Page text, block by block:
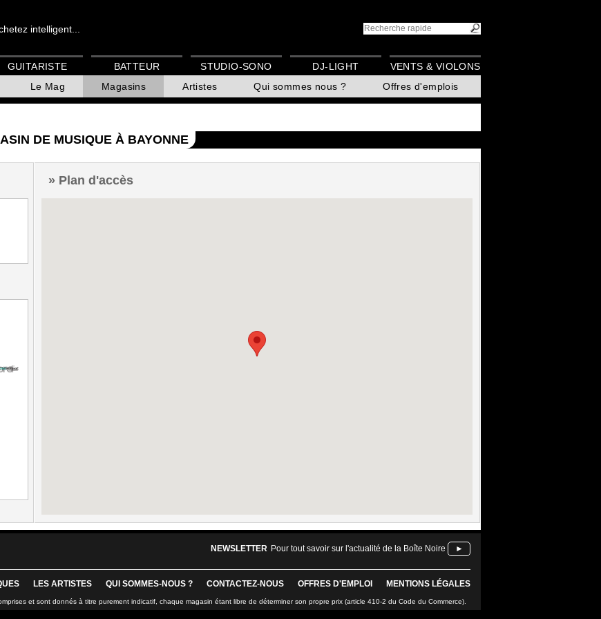
intelligent...
Le Mag Magasins Artistes Qui sommes nous ? Offres d'emplois
GUITARISTE BATTEUR STUDIO-SONO DJ-LIGHT VENTS & VIOLONS
DE MUSIQUE À BAYONNE
Plan d'accès
NEWSLETTER Pour tout savoir sur l'actualité de la Boîte Noire ►
LES ARTISTES QUI SOMMES-NOUS ? CONTACTEZ-NOUS OFFRES D'EMPLOI MENTIONS LÉGALES
et sont donnés à titre purement indicatif, chaque magasin étant libre de déterminer son propre prix (article 410-2 du Code du Commerce).